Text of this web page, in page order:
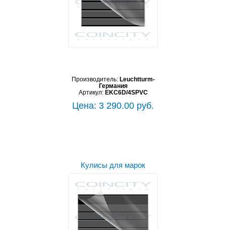
Производитель: Leuchtturm-
Германия
Артикул: EKC6D/4SPVC
Цена: 3 290.00 руб.
Кулисы для марок